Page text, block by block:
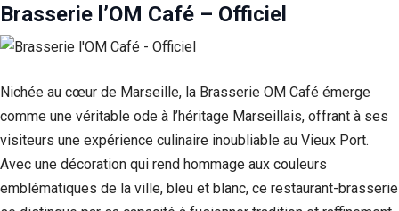
Brasserie l’OM Café – Officiel
Nichée au cœur de Marseille, la Brasserie OM Café émerge
comme une véritable ode à l’héritage Marseillais, offrant à ses
visiteurs une expérience culinaire inoubliable au Vieux Port.
Avec une décoration qui rend hommage aux couleurs
emblématiques de la ville, bleu et blanc, ce restaurant-brasserie